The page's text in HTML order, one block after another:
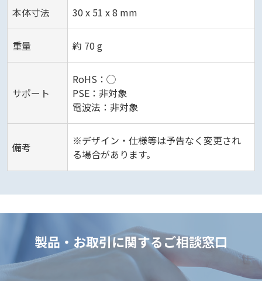
本体寸法 30 x 51 x 8 mm
重量 約 70 g
サポート
RoHS：◯
PSE：非対象
電波法：非対象
備考
※デザイン・仕様等は予告なく変更され
る場合があります。
製品・お取引に関するご相談窓口